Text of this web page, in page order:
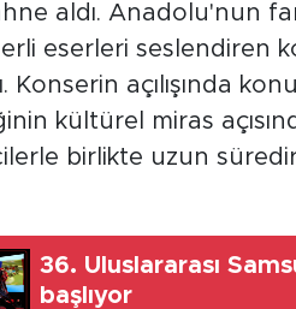
aldı. Anadolu'nun
eserleri seslendiren
Konserin açılışında
kültürel miras
birlikte uzun
36. Uluslararası
başlıyor